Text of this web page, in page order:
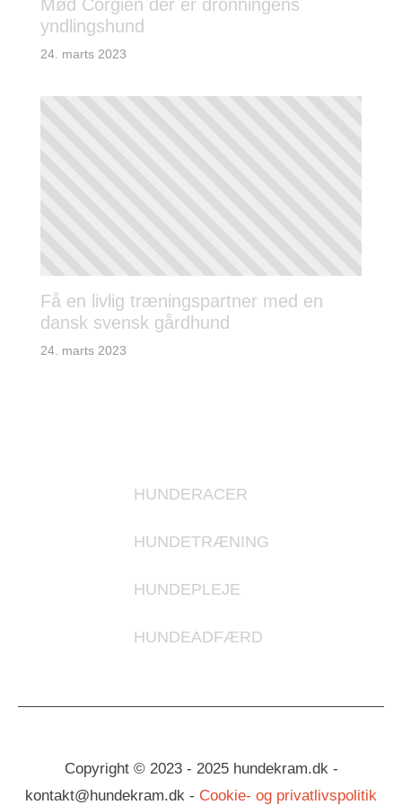
Mød Corgien der er dronningens
yndlingshund
24. marts 2023
Få en livlig træningspartner med en
dansk svensk gårdhund
24. marts 2023
HUNDERACER
HUNDETRÆNING
HUNDEPLEJE
HUNDEADFÆRD
Copyright © 2023 - 2025 hundekram.dk -
kontakt@hundekram.dk - Cookie- og privatlivspolitik